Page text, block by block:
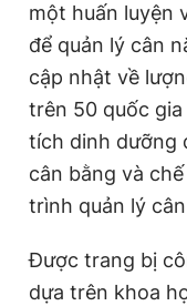
một huấn luyện
để quản lý cân
cập nhật về
trên 50 quốc
tích dinh dưỡng
cân bằng và
trình quản lý
Được trang bị
dựa trên khoa